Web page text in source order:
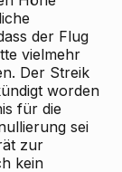
der Flug
vielmehr
Der Streik
worden
für die
sei
zur
kein